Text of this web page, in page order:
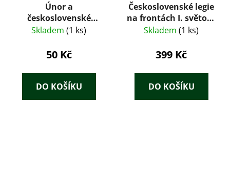
Únor a
československé
ozbrojené síly
Skladem (1 ks)
50 Kč
DO KOŠÍKU
Československé legie
na frontách I. světové
války
Skladem (1 ks)
399 Kč
DO KOŠÍKU